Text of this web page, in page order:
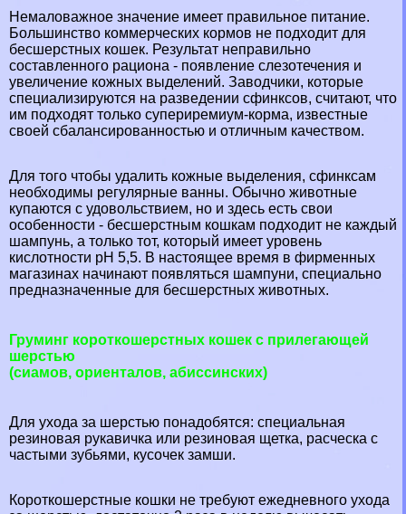
Немаловажное значение имеет правильное питание.
Большинство коммерческих кормов не подходит для
бесшерстных кошек. Результат неправильно
составленного рациона - появление слезотечения и
увеличение кожных выделений. Заводчики, которые
специализируются на разведении сфинксов, считают, что
им подходят только супериремиум-корма, известные
своей сбалансированностью и отличным качеством.
Для того чтобы удалить кожные выделения, сфинксам
необходимы регулярные ванны. Обычно животные
купаются с удовольствием, но и здесь есть свои
особенности - бесшерстным кошкам подходит не каждый
шампунь, а только тот, который имеет уровень
кислотности рН 5,5. В настоящее время в фирменных
магазинах начинают появляться шампуни, специально
предназначенные для бесшерстных животных.
Груминг короткошерстных кошек с прилегающей
шерстью
(сиамов, ориенталов, абиссинских)
Для ухода за шерстью понадобятся: специальная
резиновая рукавичка или резиновая щетка, расческа с
частыми зубьями, кусочек замши.
Короткошерстные кошки не требуют ежедневного ухода